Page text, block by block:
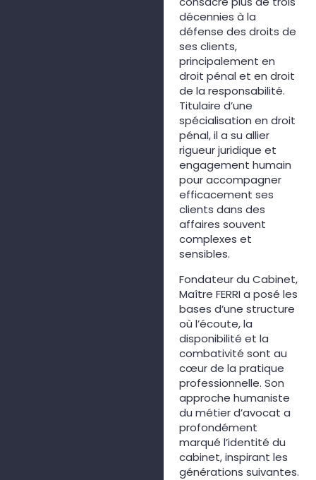
décennies à la
défense des droits de
ses clients,
principalement en
droit pénal et en droit
de la responsabilité.
Titulaire d’une
spécialisation en droit
pénal, il a su allier
rigueur juridique et
engagement humain
pour accompagner
efficacement ses
clients dans des
affaires souvent
complexes et
sensibles.
Fondateur du Cabinet,
Maître FERRI a posé les
bases d’une structure
où l’écoute, la
disponibilité et la
combativité sont au
cœur de la pratique
professionnelle.Son
approche humaniste
du métier d’avocat a
profondément
marqué l’identité du
cabinet, inspirant les
générations suivantes.